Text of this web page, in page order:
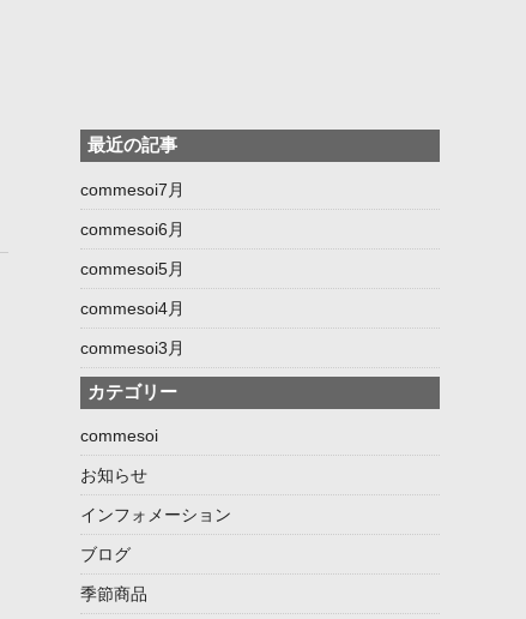
最近の記事
commesoi7月
commesoi6月
commesoi5月
commesoi4月
commesoi3月
カテゴリー
commesoi
お知らせ
インフォメーション
ブログ
季節商品